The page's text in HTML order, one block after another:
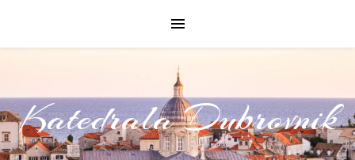
Katedrala Dubrovnik